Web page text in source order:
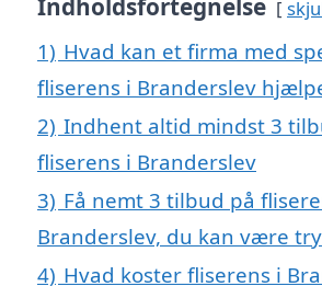
Indholdsfortegnelse
1) Hvad kan et firma med
fliserens i Branderslev
2) Indhent altid mindst 3
fliserens i Branderslev
3) Få nemt 3 tilbud på
Branderslev, du kan være
4) Hvad koster fliserens i